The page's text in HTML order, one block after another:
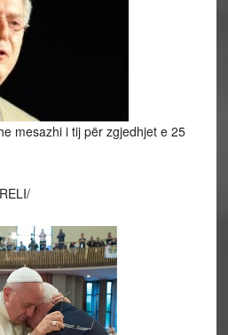
mesazhi i tij për zgjedhjet e 25